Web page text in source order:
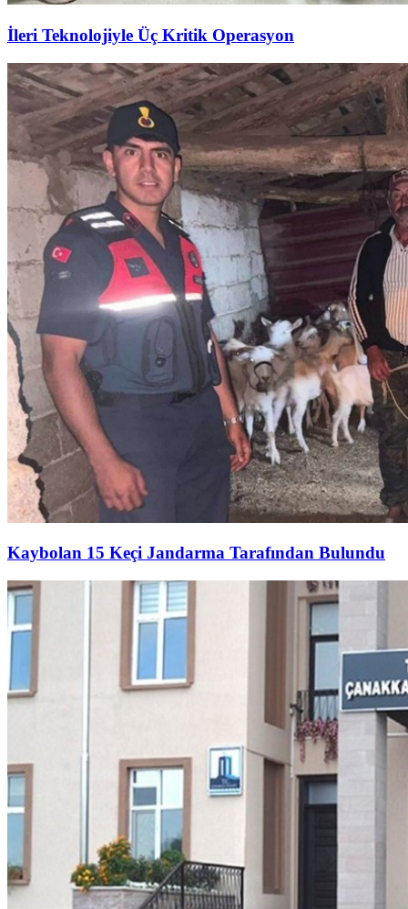
İleri Teknolojiyle Üç Kritik Operasyon
Kaybolan 15 Keçi Jandarma Tarafından Bulundu